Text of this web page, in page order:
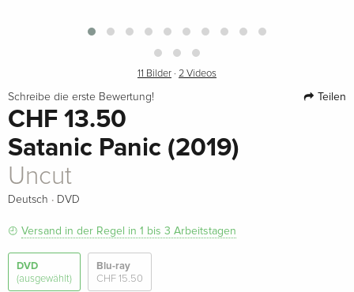
11 Bilder· 2 Videos
Schreibe die erste Bewertung! Teilen
CHF 13.50
Satanic Panic (2019)
Uncut
Deutsch · DVD
Versand in der Regel in 1 bis 3 Arbeitstagen
DVD
(ausgewählt)
Blu-ray
CHF 15.50